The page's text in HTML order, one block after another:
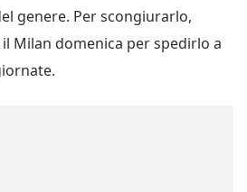
genere. Per scongiurarlo,
Milan domenica per spedirlo a